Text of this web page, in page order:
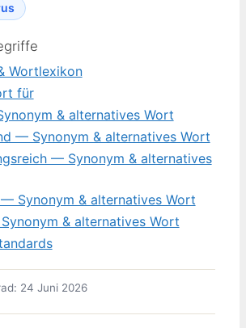
Wortlexikon
für
& alternatives Wort
— Synonym & alternatives Wort
— Synonym & alternatives
Synonym & alternatives Wort
& alternatives Wort
24 Juni 2026